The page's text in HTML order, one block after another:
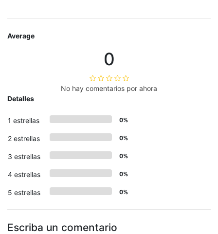
Average
0
No hay comentarios por ahora
Detalles
1 estrellas 0%
2 estrellas 0%
3 estrellas 0%
4 estrellas 0%
5 estrellas 0%
Escriba un comentario